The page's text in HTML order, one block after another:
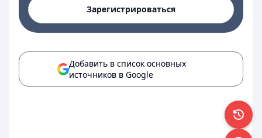
Зарегистрироваться
Добавить в список основных
источников в Google